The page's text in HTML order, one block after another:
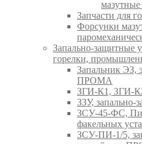
Запчасти для
Форсунки
Запально-защитные
горелки,
Запальник ЭЗ,
ПРОМА
ЗГИ-К1, ЗГИ-
ЗЗУ,
ЗСУ-45-ФС,
факельных
ЗСУ-ПИ-1/5,